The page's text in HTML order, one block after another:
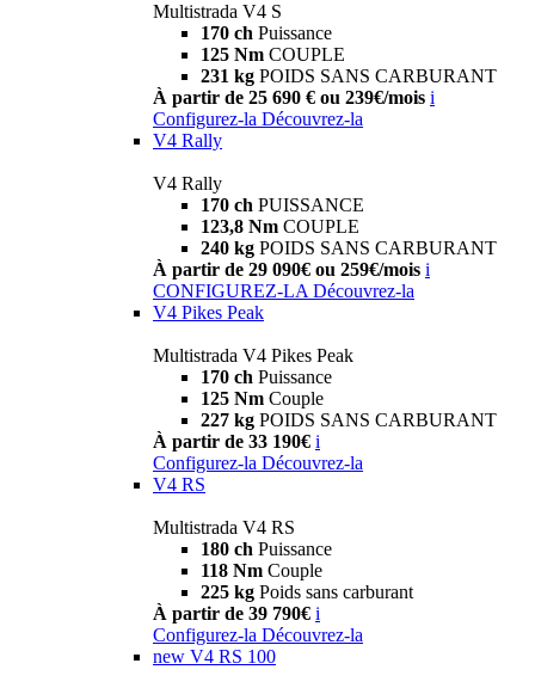
Multistrada V4 S
170 ch Puissance
125 Nm COUPLE
231 kg POIDS SANS CARBURANT
À partir de 25 690 € ou 239€/mois i
Configurez-la Découvrez-la
V4 Rally
V4 Rally
170 ch PUISSANCE
123,8 Nm COUPLE
240 kg POIDS SANS CARBURANT
À partir de 29 090€ ou 259€/mois i
CONFIGUREZ-LA Découvrez-la
V4 Pikes Peak
Multistrada V4 Pikes Peak
170 ch Puissance
125 Nm Couple
227 kg POIDS SANS CARBURANT
À partir de 33 190€ i
Configurez-la Découvrez-la
V4 RS
Multistrada V4 RS
180 ch Puissance
118 Nm Couple
225 kg Poids sans carburant
À partir de 39 790€ i
Configurez-la Découvrez-la
new V4 RS 100